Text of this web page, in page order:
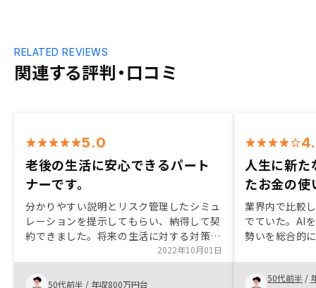
関連する評判・口コミ
RELATED REVIEWS
5.0
老後の生活に安心できるパート
ナーです。
分かりやすい説明とリスク管理したシミュ
レーションを提示してもらい、納得して契
約できました。将来の生活に対する対策を
検討していたところ、現時点での条件が合
い、ご縁も感じたので、お願いしようと思
いました。金利上昇時のローンシミュレー
2022年10月01日
50代前半 / 年収800万円台
人生に新
たお金の使
業界内で比較
でていた。AI
勢いを総合的
における収支
スを提示いた
50代前半 /